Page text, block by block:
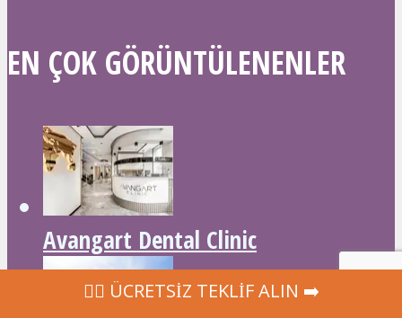
EN ÇOK GÖRÜNTÜLENENLER
Avangart Dental Clinic
‍👩‍⚕ ÜCRETSİZ TEKLİF ALIN ➡️